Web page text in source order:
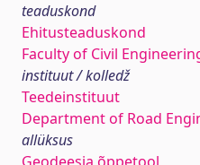
teaduskond
Ehitusteaduskond
Faculty of Civil
instituut / kolledž
Teedeinstituut
Department of Road
allüksus